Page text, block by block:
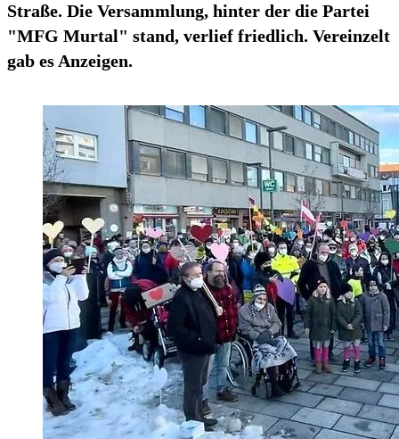
Straße. Die Versammlung, hinter der die Partei
"MFG Murtal" stand, verlief friedlich. Vereinzelt
gab es Anzeigen.